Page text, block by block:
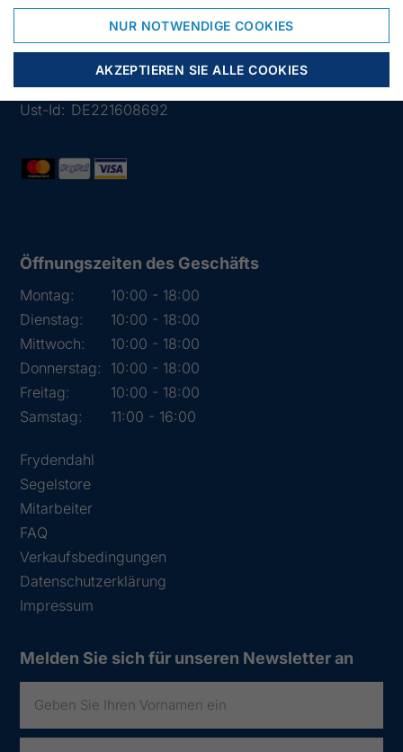
23966 Wismar
03841 282426
Mail:
info@segelstore.de
Ust-Id: DE221608692
Öffnungszeiten des Geschäfts
Montag:
10:00 - 18:00
Dienstag:
10:00 - 18:00
Mittwoch:
10:00 - 18:00
Donnerstag:
10:00 - 18:00
Freitag:
10:00 - 18:00
Samstag:
11:00 - 16:00
Frydendahl
Segelstore
Mitarbeiter
FAQ
Verkaufsbedingungen
Datenschutzerklärung
Impressum
Melden Sie sich für unseren Newsletter an
NUR NOTWENDIGE COOKIES
AKZEPTIEREN SIE ALLE COOKIES